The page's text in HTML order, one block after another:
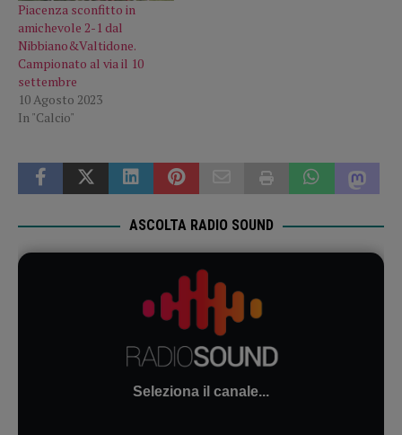
Piacenza sconfitto in
amichevole 2-1 dal
Nibbiano&Valtidone.
Campionato al via il 10
settembre
10 Agosto 2023
In "Calcio"
ASCOLTA RADIO SOUND
Seleziona il canale...